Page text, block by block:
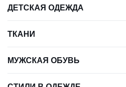
ДЕТСКАЯ ОДЕЖДА
ТКАНИ
МУЖСКАЯ ОБУВЬ